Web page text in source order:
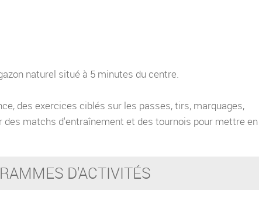
naturel situé à 5 minutes du centre.
des exercices ciblés sur les passes, tirs, marquages,
matchs d'entraînement et des tournois pour mettre en
D'ACTIVITÉS